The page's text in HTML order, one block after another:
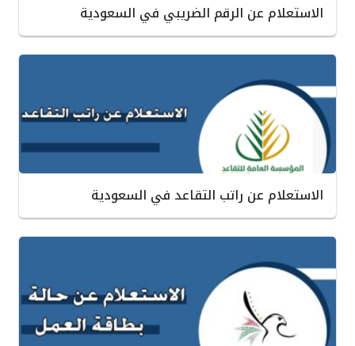
الاستعلام عن الرقم الضريبي في السعودية
الاستعلام عن راتب التقاعد في السعودية